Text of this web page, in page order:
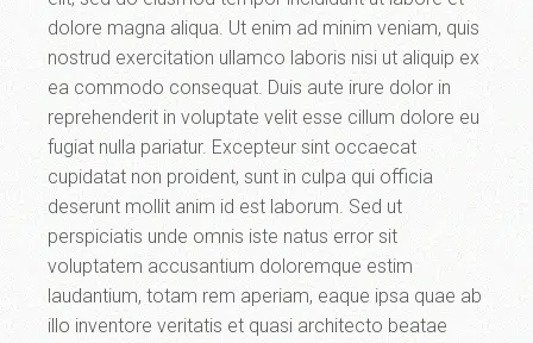
dolore magna aliqua. Ut enim ad minim veniam, quis
nostrud exercitation ullamco laboris nisi ut aliquip ex
ea commodo consequat. Duis aute irure dolor in
reprehenderit in voluptate velit esse cillum dolore eu
fugiat nulla pariatur. Excepteur sint occaecat
cupidatat non proident, sunt in culpa qui officia
deserunt mollit anim id est laborum. Sed ut
perspiciatis unde omnis iste natus error sit
voluptatem accusantium doloremque estim
laudantium, totam rem aperiam, eaque ipsa quae ab
illo inventore veritatis et quasi architecto beatae